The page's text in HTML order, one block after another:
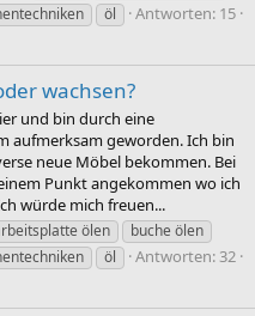
öl
Antworten: 15
wachsen?
und bin durch eine
aufmerksam geworden. Ich bin
neue Möbel bekommen. Bei
Punkt angekommen wo ich
würde mich freuen...
ölen
buche ölen
öl
Antworten: 32